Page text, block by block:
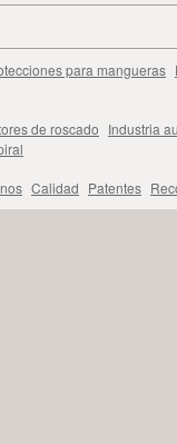
para mangueras
de roscado Industria
Calidad Patentes